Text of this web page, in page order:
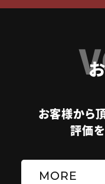
お客様から
評価
MORE